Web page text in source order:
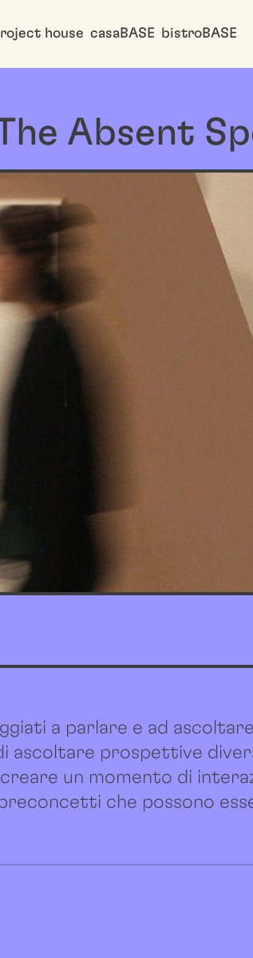
house casaBASE bistroBASE
Absent
a parlare e ad
prospettive
creare un momento di
che possono